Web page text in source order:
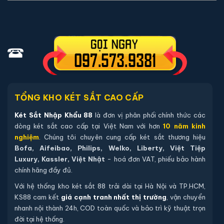
Hướng dẫn sử dụng tiếng Việt và quy trình thiết lập mã.
Thẻ bảo hành chính hãng - đăng ký online qua mã sản
phẩm trên website.
Hướng dẫn mua Két sắt mini Aifeibao HK-
MD-25II-QCZ vân tay chính hãng
Mua hàng tại két sắt nhập khẩu 88 bạn có thể
chon lựa những cách sau:
Cách 1: Bạn chọn sản phẩm và ấn vào mua hàng hệ
thống sẽ chuyển đến trang checkout. Ở trang check
out bạn kiểm tra lại thông tin sản phẩm 1 lần nữa. Nếu
những thông tin đã chính xác bạn tiếp tục ấn thanh
toán bạn cần để lại những thông tin cần thiết ở màn
TỔNG KHO KÉT SẮT CAO CẤP
Két Sắt Nhập Khẩu 88 là đơn vị phân phối chính thức các
dòng két sắt cao cấp tại Việt Nam với hơn10 năm kinh
nghiệm . Chúng tôi chuyên cung cấp két sắt thương hiệu
Bofa, Aifeibao, Philips, Welko, Liberty, Việt Tiệp
Luxury, Kassler, Việt Nhật - hoá đơn VAT, phiếu bảo hành
chính hãng đầy đủ.
Với hệ thống kho két sắt 88 trải dài tại Hà Nội và TP.HCM,
KS88 cam kết giá cạnh tranh nhất thị trường , vận chuyển
nhanh nội thành 24h, COD toàn quốc và bảo trì kỹ thuật trọn
đời tại hệ thống.